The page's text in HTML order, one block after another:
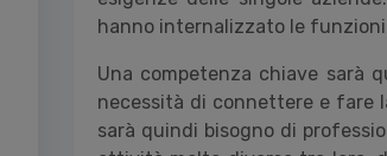
hanno internalizzato le
Una competenza chiave sarà
necessità di connettere e fare
sarà quindi bisogno di